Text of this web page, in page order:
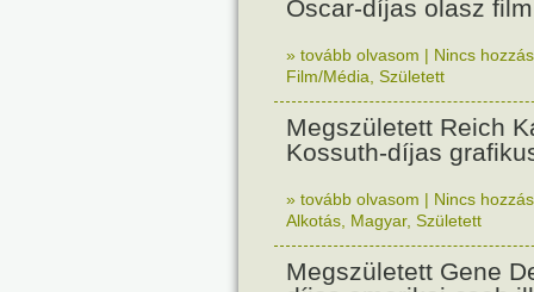
Oscar-díjas olasz
» tovább olvasom | Nincs
Film/Média Született
Megszületett Reich
Kossuth-díjas
» tovább olvasom | Nincs
Alkotás Magyar, Született
Megszületett Gene